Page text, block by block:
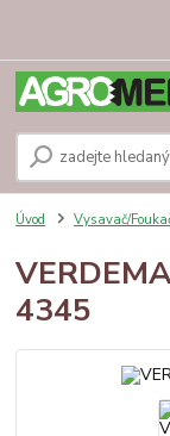
Úvod Vysavač/
4345